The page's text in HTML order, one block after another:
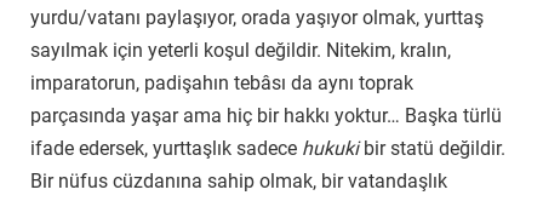
yurdu/vatanı paylaşıyor, orada yaşıyor olmak, yurttaş
sayılmak için yeterli koşul değildir. Nitekim, kralın,
imparatorun, padişahın tebâsı da aynı toprak
parçasında yaşar ama hiç bir hakkı yoktur… Başka türlü
ifade edersek, yurttaşlık sadece hukukibir statü değildir.
Bir nüfus cüzdanına sahip olmak, bir vatandaşlık